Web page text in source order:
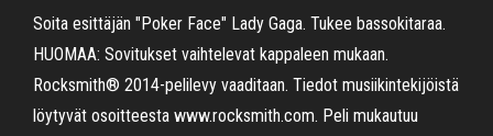
Soita esittäjän "Poker Face" Lady Gaga. Tukee bassokitaraa.
HUOMAA: Sovitukset vaihtelevat kappaleen mukaan.
Rocksmith® 2014-pelilevy vaaditaan. Tiedot musiikintekijöistä
löytyvät osoitteesta www.rocksmith.com. Peli mukautuu